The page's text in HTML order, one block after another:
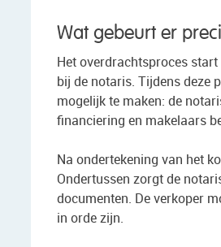
Wat gebeurt er
Het overdrachtsproces
bij de notaris. Tijdens deze
mogelijk te maken: de
financiering en makelaars
Na ondertekening van het
Ondertussen zorgt de
documenten. De verkoper
in orde zijn.